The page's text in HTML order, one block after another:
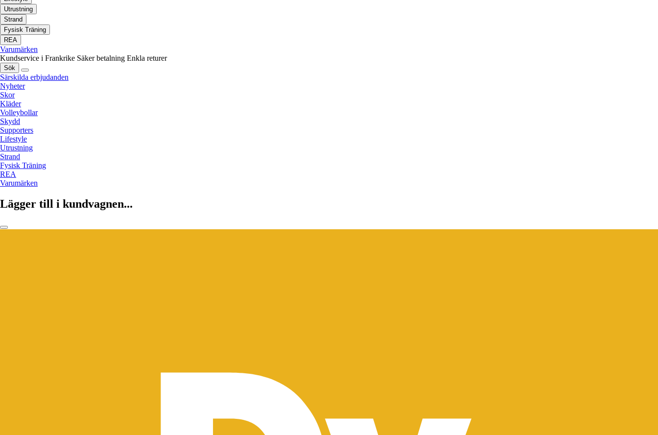
Utrustning
Strand
Fysisk Träning
REA
Varumärken
Kundservice i Frankrike Säker betalning Enkla returer
Sök
Särskilda erbjudanden
Nyheter
Skor
Kläder
Volleybollar
Skydd
Supporters
Lifestyle
Utrustning
Strand
Fysisk Träning
REA
Varumärken
Lägger till i kundvagnen...